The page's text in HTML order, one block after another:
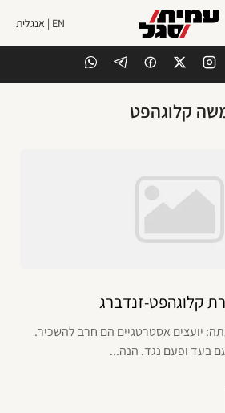
EN | אנגלית
קלוגהפט
קלוגהפט-זנדברג
יועצים אסטרטגיים הם חרב להשכיר.
בעד ופעם נגד. הנה...